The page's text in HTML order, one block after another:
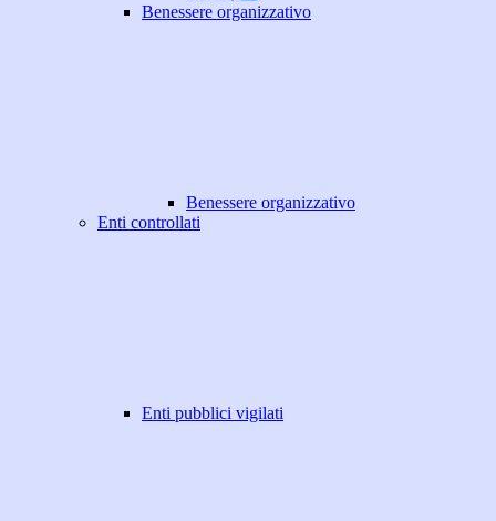
Benessere organizzativo
Benessere organizzativo
Enti controllati
Enti pubblici vigilati